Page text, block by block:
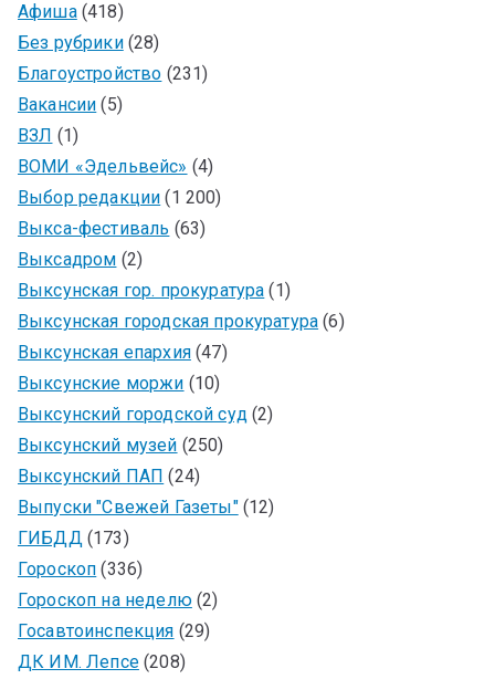
Афиша(418)
Без рубрики(28)
Благоустройство (231)
Вакансии (5)
ВЗЛ (1)
ВОМИ «Эдельвейс» (4)
Выбор редакции (1 200)
Выкса-фестиваль (63)
Выксадром (2)
Выксунская гор. прокуратура (1)
Выксунская городская прокуратура (6)
Выксунская епархия(47)
Выксунские моржи (10)
Выксунский городской суд(2)
Выксунский музей (250)
Выксунский ПАП (24)
Выпуски "Свежей Газеты"(12)
ГИБДД(173)
Гороскоп (336)
Гороскоп на неделю(2)
Госавтоинспекция (29)
ДК ИМ. Лепсе(208)